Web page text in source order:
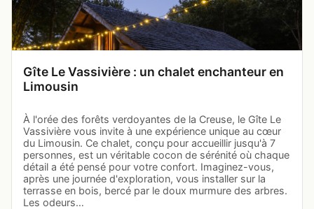
Gîte Le Vassivière : un chalet enchanteur en
Limousin
À l'orée des forêts verdoyantes de la Creuse, le Gîte Le
Vassivière vous invite à une expérience unique au cœur
du Limousin. Ce chalet, conçu pour accueillir jusqu'à 7
personnes, est un véritable cocon de sérénité où chaque
détail a été pensé pour votre confort. Imaginez-vous,
après une journée d'exploration, vous installer sur la
terrasse en bois, bercé par le doux murmure des arbres.
Les odeurs…